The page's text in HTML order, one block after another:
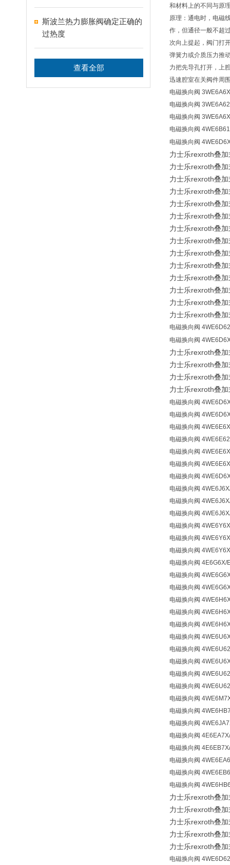
斯波兰热力膨胀阀确定正确的
过热度
查看全部
和材料上的不同与原
原理：通电时，电磁
作，但通径一般不超
次向上提起，阀门打
弹簧力或介质压力推
力把先导孔打开，上
迅速腔室在关阀件周
电磁换向阀
电磁换向阀
电磁换向阀
电磁换向阀
电磁换向阀
力士乐rexroth叠
力士乐rexroth叠
力士乐rexroth叠
力士乐rexroth叠
力士乐rexroth叠
力士乐rexroth叠
力士乐rexroth叠
力士乐rexroth叠
力士乐rexroth叠
力士乐rexroth叠
力士乐rexroth叠
力士乐rexroth叠
力士乐rexroth叠
力士乐rexroth叠
电磁换向阀
电磁换向阀
力士乐rexroth叠
力士乐rexroth叠
力士乐rexroth叠
力士乐rexroth叠
电磁换向阀
电磁换向阀
电磁换向阀
电磁换向阀
电磁换向阀
电磁换向阀
电磁换向阀
电磁换向阀
电磁换向阀
电磁换向阀
电磁换向阀
电磁换向阀
电磁换向阀
电磁换向阀 4E6G6X/
电磁换向阀
电磁换向阀
电磁换向阀
电磁换向阀
电磁换向阀
电磁换向阀
电磁换向阀
电磁换向阀
电磁换向阀
电磁换向阀
电磁换向阀
电磁换向阀
电磁换向阀
电磁换向阀
电磁换向阀
电磁换向阀
电磁换向阀
电磁换向阀
力士乐rexroth叠
力士乐rexroth叠
力士乐rexroth叠
力士乐rexroth叠
力士乐rexroth叠
电磁换向阀